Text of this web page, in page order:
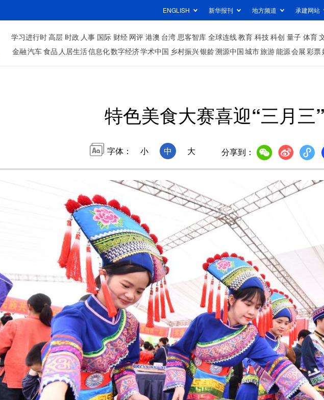
ENGLISH 新华报刊 地方频道 承建网站
学习进行时高层 时政 人事 国际 财经 网评 港澳 台湾 思客智库 全球连线教育 科技科创 量子 体育
金融汽车食品 人居生活信息化数字经济学术中国 乡村振兴银龄溯源中国城市旅游能源会展彩票
特色美食大赛喜迎“三月三”
字体： 小 中 大 分享到：